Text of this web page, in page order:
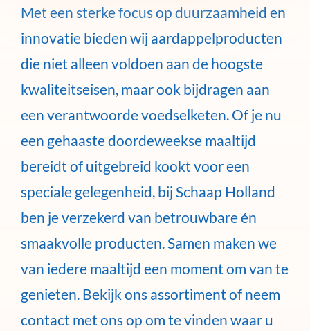
Met een sterke focus op duurzaamheid en
innovatie bieden wij aardappelproducten
die niet alleen voldoen aan de hoogste
kwaliteitseisen, maar ook bijdragen aan
een verantwoorde voedselketen. Of je nu
een gehaaste doordeweekse maaltijd
bereidt of uitgebreid kookt voor een
speciale gelegenheid, bij Schaap Holland
ben je verzekerd van betrouwbare én
smaakvolle producten. Samen maken we
van iedere maaltijd een moment om van te
genieten. Bekijk ons assortiment of neem
contact met ons op om te vinden waar u